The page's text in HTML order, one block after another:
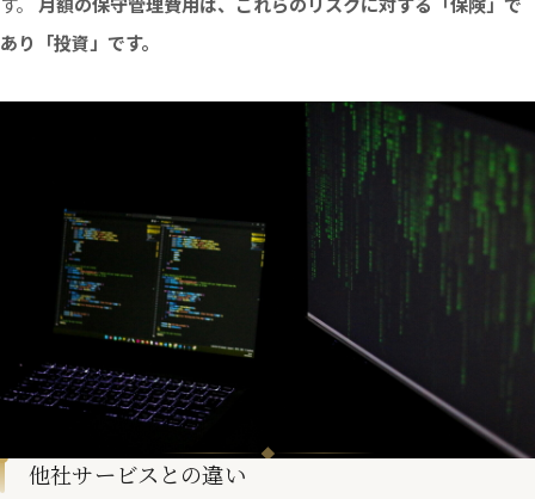
す。 月額の保守管理費用は、これらのリスクに対する「保険」で
あり「投資」です。
他社サービスとの違い